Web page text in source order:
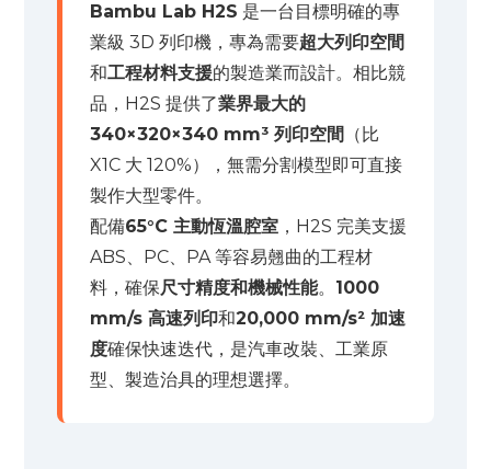
Bambu Lab H2S 是一台目標明確的專
業級 3D 列印機，專為需要超大列印空間
和工程材料支援的製造業而設計。相比競
品，H2S 提供了業界最大的
340×320×340 mm³ 列印空間
（比
X1C 大 120%），無需分割模型即可直接
製作大型零件。
配備65°C 主動恆溫腔室 ，H2S 完美支援
ABS、PC、PA 等容易翹曲的工程材
料，確保尺寸精度和機械性能。 1000
mm/s 高速列印和20,000 mm/s² 加速
度確保快速迭代，是汽車改裝、工業原
型、製造治具的理想選擇。